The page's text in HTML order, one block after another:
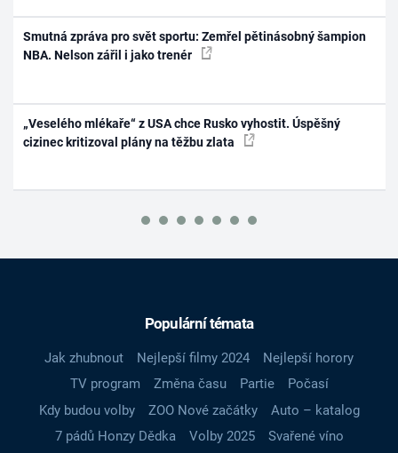
Smutná zpráva pro svět sportu: Zemřel pětinásobný šampion
NBA. Nelson zářil i jako trenér
„Veselého mlékaře“ z USA chce Rusko vyhostit. Úspěšný
cizinec kritizoval plány na těžbu zlata
Populární témata
Jak zhubnout Nejlepší filmy 2024
Nejlepší horory
TV program
Změna času Partie
Počasí
Kdy budou volby
ZOO Nové začátky
Auto – katalog
7 pádů Honzy Dědka
Volby 2025
Svařené víno